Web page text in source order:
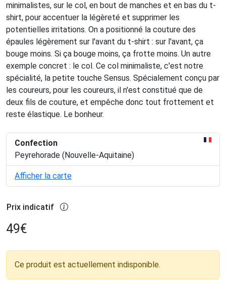
minimalistes, sur le col, en bout de manches et en bas du t-
shirt, pour accentuer la légèreté et supprimer les
potentielles irritations. On a positionné la couture des
épaules légèrement sur l'avant du t-shirt : sur l'avant, ça
bouge moins. Si ça bouge moins, ça frotte moins. Un autre
exemple concret : le col. Ce col minimaliste, c'est notre
spécialité, la petite touche Sensus. Spécialement conçu par
les coureurs, pour les coureurs, il n'est constitué que de
deux fils de couture, et empêche donc tout frottement et
reste élastique. Le bonheur.
Confection
Peyrehorade (Nouvelle-Aquitaine)
Afficher la carte
Prix indicatif
49€
Ce produit est actuellement indisponible.